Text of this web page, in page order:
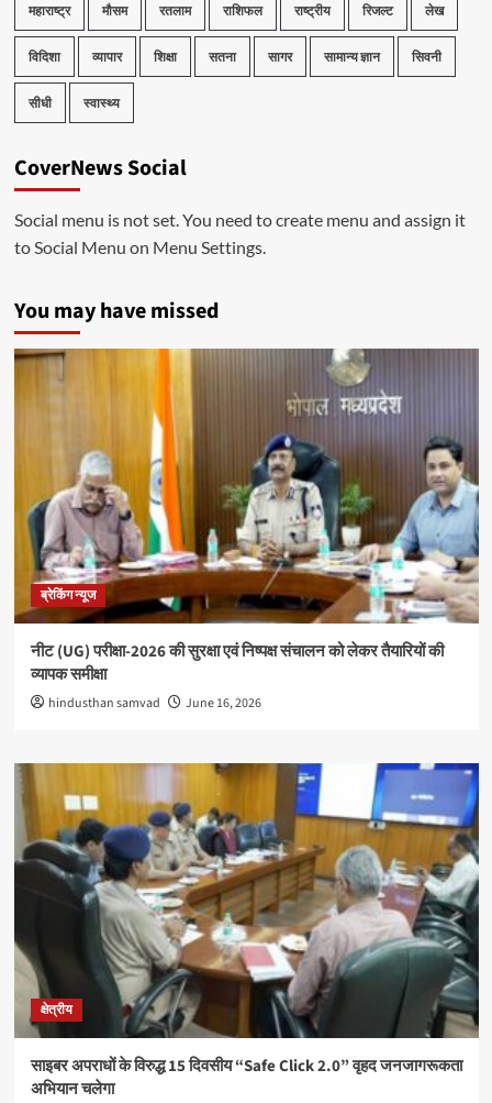
महाराष्ट्र मौसम रतलाम राशिफल राष्ट्रीय रिजल्ट लेख
विदिशा व्यापार शिक्षा सतना सागर सामान्य ज्ञान सिवनी
सीधी स्वास्थ्य
CoverNews Social
Social menu is not set. You need to create menu and assign it
to Social Menu on Menu Settings.
You may have missed
ब्रेकिंग न्यूज
नीट (UG) परीक्षा-2026 की सुरक्षा एवं निष्पक्ष संचालन को लेकर तैयारियों की
व्यापक समीक्षा
hindusthan samvad June 16, 2026
क्षेत्रीय
साइबर अपराधों के विरुद्ध 15 दिवसीय “Safe Click 2.0” वृहद जनजागरूकता
अभियान चलेगा